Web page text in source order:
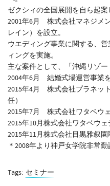
ゼクシィの全国展開を自ら起案
2001年6月 株式会社マネジメ
レイン）を設立。
ウエディング事業に関する、
ィングを実施。
主な案件として、「沖縄リゾー
2004年6月 結婚式場運営事業を
2015年4月 株式会社プラネッ
任）
2015年7月 株式会社ワタベウ
2015年10月株式会社ワタベウ
2015年11月株式会社目黒雅叙
＊2008年より神戸女学院非常勤
Tags: セミナー